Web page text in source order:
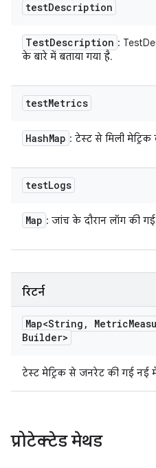
testDescription
TestDescription :
के बारे में बताया गया है.
testMetrics
HashMap : टेस्ट से मिली
testLogs
Map : जांच के दौरान लॉग की
रिटर्न
Map<String , Metric
Builder>
टेस्ट मेट्रिक से जनरेट की गई नई
प्रोटेक्टेड मेथड